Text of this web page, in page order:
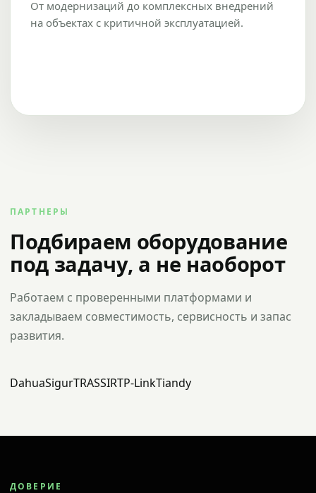
От модернизаций до комплексных внедрений
на объектах с критичной эксплуатацией.
ПАРТНЕРЫ
Подбираем оборудование
под задачу, а не наоборот
Работаем с проверенными платформами и
закладываем совместимость, сервисность и запас
развития.
DahuaSigurTRASSIRTP-LinkTiandy
ДОВЕРИЕ